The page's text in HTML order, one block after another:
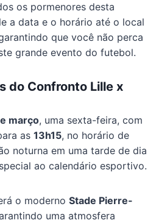
os pormenores desta
a data e o horário até o local
que você não perca
grande evento do futebol.
do Confronto Lille x
março, uma sexta-feira, com
as13h15, no horário de
noturna em uma tarde de dia
ao calendário esportivo.
o modernoStade Pierre-
uma atmosfera